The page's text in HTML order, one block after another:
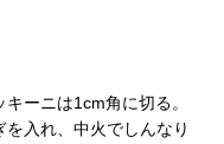
ーニは1cm角に切る。
入れ、中火でしんなり